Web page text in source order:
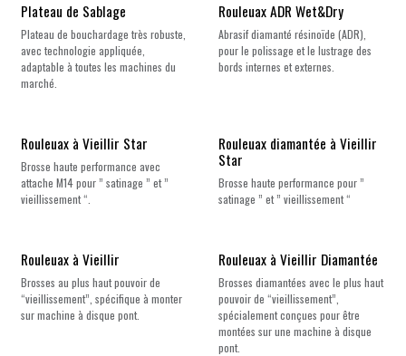
Plateau de Sablage
Plateau de bouchardage très robuste,
avec technologie appliquée,
adaptable à toutes les machines du
marché.
Rouleuax ADR Wet&Dry
Abrasif diamanté résinoïde (ADR),
pour le polissage et le lustrage des
bords internes et externes.
Rouleuax à Vieillir Star
Brosse haute performance avec
attache M14 pour ” satinage ” et ”
vieillissement “.
Rouleuax diamantée à Vieillir
Star
Brosse haute performance pour ”
satinage ” et ” vieillissement “
Rouleuax à Vieillir
Brosses au plus haut pouvoir de
“vieillissement”, spécifique à monter
sur machine à disque pont.
Rouleuax à Vieillir Diamantée
Brosses diamantées avec le plus haut
pouvoir de “vieillissement”,
spécialement conçues pour être
montées sur une machine à disque
pont.